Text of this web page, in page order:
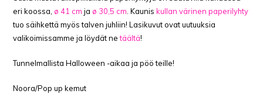
eri koossa, ø 41 cm ja ø 30,5 cm . Kauniskullan värinen paperilyhty
tuo säihkettä myös talven juhliin! Lasikuvut ovat uutuuksia
valikoimissamme ja löydät netäältä!
Tunnelmallista Halloween -aikaa ja pöö teille!
Noora/Pop up kemut